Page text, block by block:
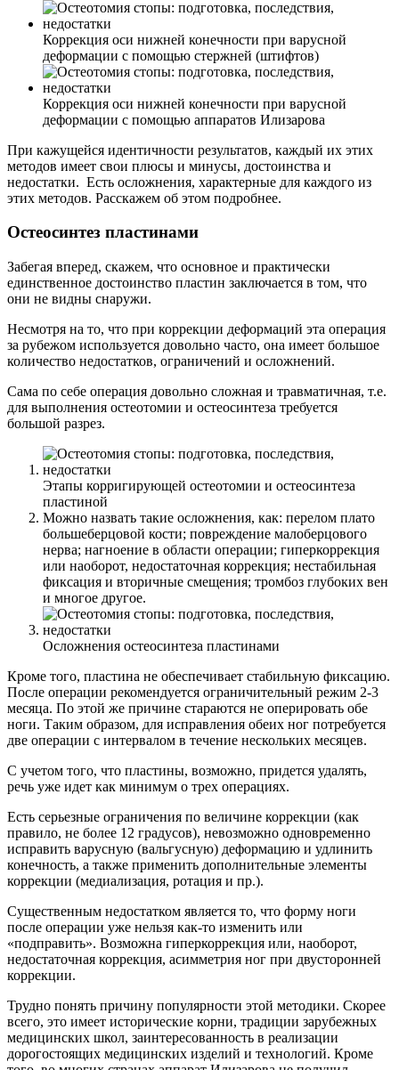
Коррекция оси нижней конечности при варусной
деформации с помощью стержней (штифтов)
Коррекция оси нижней конечности при варусной
деформации с помощью аппаратов Илизарова
При кажущейся идентичности результатов, каждый их этих
методов имеет свои плюсы и минусы, достоинства и
недостатки. Есть осложнения, характерные для каждого из
этих методов. Расскажем об этом подробнее.
Остеосинтез пластинами
Забегая вперед, скажем, что основное и практически
единственное достоинство пластин заключается в том, что
они не видны снаружи.
Несмотря на то, что при коррекции деформаций эта операция
за рубежом используется довольно часто, она имеет большое
количество недостатков, ограничений и осложнений.
Сама по себе операция довольно сложная и травматичная, т.е.
для выполнения остеотомии и остеосинтеза требуется
большой разрез.
Этапы корригирующей остеотомии и остеосинтеза
пластиной
Можно назвать такие осложнения, как: перелом плато
большеберцовой кости; повреждение малоберцового
нерва; нагноение в области операции; гиперкоррекция
или наоборот, недостаточная коррекция; нестабильная
фиксация и вторичные смещения; тромбоз глубоких вен
и многое другое.
Осложнения остеосинтеза пластинами
Кроме того, пластина не обеспечивает стабильную фиксацию.
После операции рекомендуется ограничительный режим 2-3
месяца. По этой же причине стараются не оперировать обе
ноги. Таким образом, для исправления обеих ног потребуется
две операции с интервалом в течение нескольких месяцев.
С учетом того, что пластины, возможно, придется удалять,
речь уже идет как минимум о трех операциях.
Есть серьезные ограничения по величине коррекции (как
правило, не более 12 градусов), невозможно одновременно
исправить варусную (вальгусную) деформацию и удлинить
конечность, а также применить дополнительные элементы
коррекции (медиализация, ротация и пр.).
Существенным недостатком является то, что форму ноги
после операции уже нельзя как-то изменить или
«подправить». Возможна гиперкоррекция или, наоборот,
недостаточная коррекция, асимметрия ног при двусторонней
коррекции.
Трудно понять причину популярности этой методики. Скорее
всего, это имеет исторические корни, традиции зарубежных
медицинских школ, заинтересованность в реализации
дорогостоящих медицинских изделий и технологий. Кроме